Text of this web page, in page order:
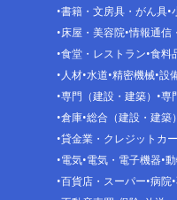
書籍・文房具・がん具
床屋・美容院 情報通信
食堂・レストラン 食料
人材 水道 精密機械 設
専門（建設・建築）
専
倉庫 総合（建設・建築）
貸金業・クレジットカ
電気 電気・電子機器
百貨店・スーパー 病院